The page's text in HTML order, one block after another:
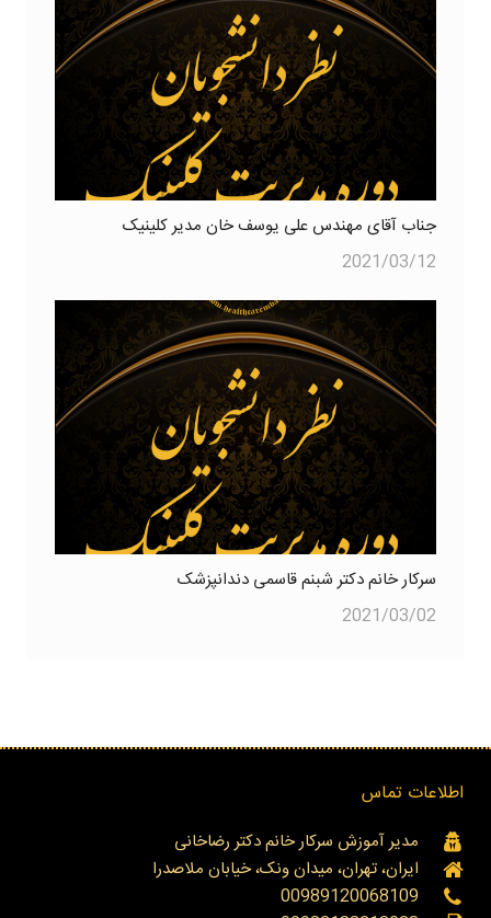
جناب آقای مهندس علی یوسف خان مدیر کلینیک
2021/03/12
سرکار خانم دکتر شبنم قاسمی دندانپزشک
2021/03/02
اطلاعات تماس
مدیر آموزش سرکار خانم دکتر رضاخانی
ایران، تهران، میدان ونک، خیابان ملاصدرا
00989120068109